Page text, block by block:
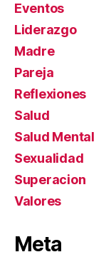
Eventos
Liderazgo
Madre
Pareja
Reflexiones
Salud
Salud Mental
Sexualidad
Superacion
Valores
Meta